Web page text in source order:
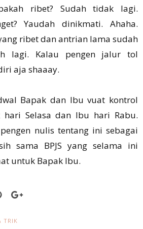
ribet? Sudah tidak lagi.
Yaudah dinikmati. Ahaha.
ribet dan antrian lama sudah
lagi. Kalau pengen jalur tol
aja shaaay.
Bapak dan Ibu vuat kontrol
hari Selasa dan Ibu hari Rabu.
nulis tentang ini sebagai
sama BPJS yang selama ini
untuk Bapak Ibu.
TRIK